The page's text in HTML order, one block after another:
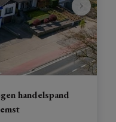
handelspand